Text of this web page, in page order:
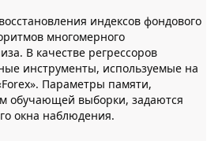
индексов фондового
многомерного
В качестве регрессоров
инструменты, используемые на
Параметры памяти,
обучающей выборки, задаются
окна наблюдения.